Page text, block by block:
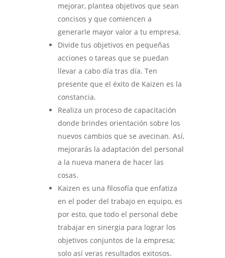
mejorar, plantea objetivos que sean
concisos y que comiencen a
generarle mayor valor a tu empresa.
Divide tus objetivos en pequeñas
acciones o tareas que se puedan
llevar a cabo día tras día. Ten
presente que el éxito de Kaizen es la
constancia.
Realiza un proceso de capacitación
donde brindes orientación sobre los
nuevos cambios que se avecinan. Así,
mejorarás la adaptación del personal
a la nueva manera de hacer las
cosas.
Kaizen es una filosofía que enfatiza
en el poder del trabajo en equipo, es
por esto, que todo el personal debe
trabajar en sinergia para lograr los
objetivos conjuntos de la empresa;
solo así veras resultados exitosos.